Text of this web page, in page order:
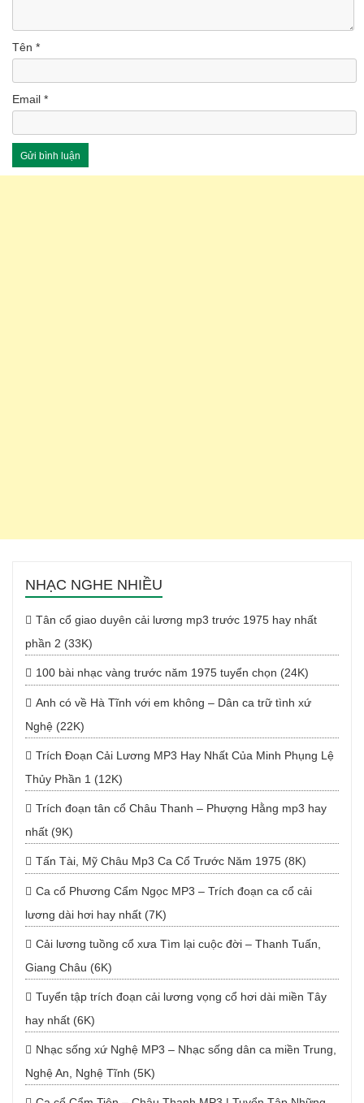
Tên *
Email *
NHẠC NGHE NHIỀU
Tân cổ giao duyên cải lương mp3 trước 1975 hay nhất
phần 2 (33K)
100 bài nhạc vàng trước năm 1975 tuyển chọn (24K)
Anh có về Hà Tĩnh với em không – Dân ca trữ tình xứ
Nghệ (22K)
Trích Đoạn Cải Lương MP3 Hay Nhất Của Minh Phụng Lệ
Thủy Phần 1 (12K)
Trích đoạn tân cổ Châu Thanh – Phượng Hằng mp3 hay
nhất (9K)
Tấn Tài, Mỹ Châu Mp3 Ca Cổ Trước Năm 1975 (8K)
Ca cổ Phương Cẩm Ngọc MP3 – Trích đoạn ca cổ cải
lương dài hơi hay nhất (7K)
Cải lương tuồng cổ xưa Tìm lại cuộc đời – Thanh Tuấn,
Giang Châu (6K)
Tuyển tập trích đoạn cải lương vọng cổ hơi dài miền Tây
hay nhất (6K)
Nhạc sống xứ Nghệ MP3 – Nhạc sống dân ca miền Trung,
Nghệ An, Nghệ Tĩnh (5K)